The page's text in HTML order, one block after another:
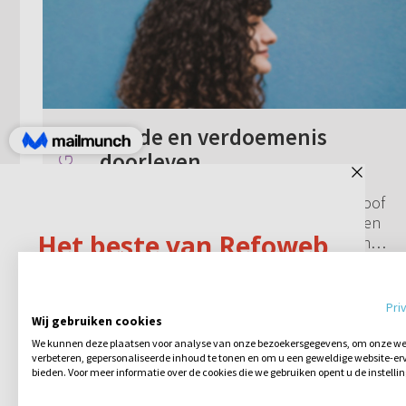
Zonde en verdoemenis
doorleven
De laatste jaren ben ik veel met het geloof
bezig. Ik kan niet meer rustig verder leven
zoals voorheen. Soms ben ik bang dat het
Wij gebruiken cookies
We kunnen deze plaatsen voor analyse van onze bezoekersgegevens, om onze
verbeteren, gepersonaliseerde inhoud te tonen en om u een geweldige website-
bieden. Voor meer informatie over de cookies die we gebruiken opent u de